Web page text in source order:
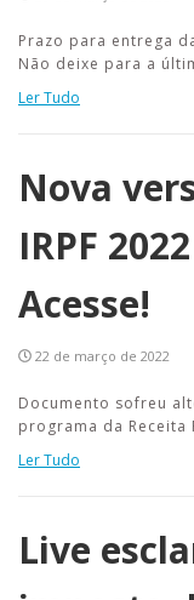
Prazo para entrega
Não deixe para a
Ler Tudo
Nova
IRPF
Acesse!
22 de março de 2022
Documento sofreu
programa da Receita
Ler Tudo
Live